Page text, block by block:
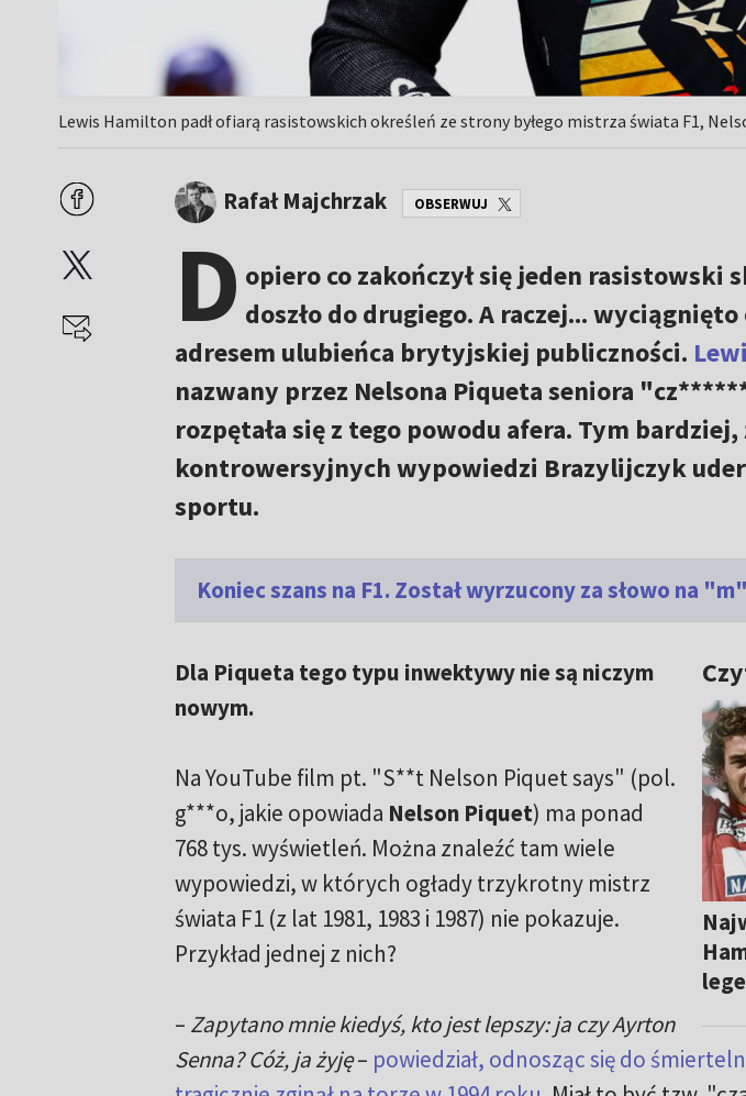
Lewis Hamilton padł ofiarą rasistowskich określeń ze strony byłego mistrza świata F1,
Rafał Majchrzak OBSERWUJ
D opiero co zakończył się jeden rasistowski
doszło do drugiego. A raczej...
adresem ulubieńca brytyjskiej publiczności.
nazwany przez Nelsona Piqueta seniora
rozpętała się z tego powodu afera. Tym bardziej,
kontrowersyjnych wypowiedzi Brazylijczyk
sportu.
Koniec szans na F1. Został wyrzucony za słowo na
Dla Piqueta tego typu inwektywy nie są niczym
nowym.
Na YouTube film pt. "S**t Nelson Piquet says" (pol.
g***o, jakie opowiada Nelson Piquet) ma ponad
768 tys. wyświetleń. Można znaleźć tam wiele
wypowiedzi, w których ogłady trzykrotny mistrz
świata F1 (z lat 1981, 1983 i 1987) nie pokazuje.
Przykład jednej z nich?
– Zapytano mnie kiedyś, kto jest lepszy: ja czy Ayrton
Senna? Cóż, ja żyję– powiedział, odnosząc się do